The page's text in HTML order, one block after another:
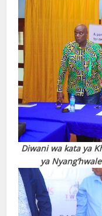
Diwani wa kata ya
ya